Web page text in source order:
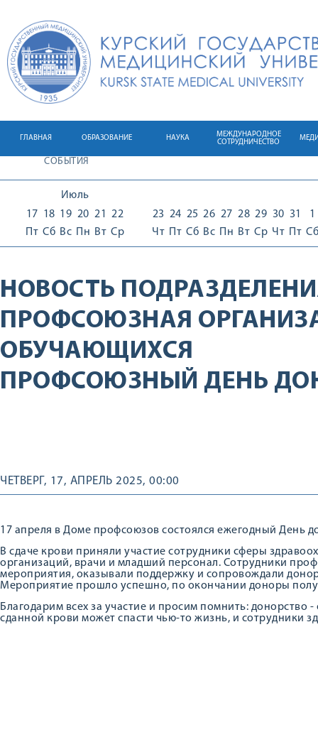
ГЛАВНАЯ ОБРАЗОВАНИЕ НАУКА
МЕЖДУНАРОДНОЕ
СОТРУДНИЧЕСТВО
СОБЫТИЯ
Июль
17
Пт
18
Сб
19
Вс
20
Пн
21
Вт
22
Ср
23
Чт
24
Пт
25
Сб
26
Вс
27
Пн
28
Вт
29
Ср
30
Чт
31
Пт
1
Сб
НОВОСТЬ
ПРОФСОЮЗНАЯ
ОБУЧАЮЩИХСЯ
ПРОФСОЮЗНЫЙ ДЕНЬ
ЧЕТВЕРГ, 17, АПРЕЛЬ 2025, 00:00
17 апреля в Доме профсоюзов состоялся ежегодный День
В сдаче крови приняли участие сотрудники сферы
организаций, врачи и младший персонал. Сотрудники
мероприятия, оказывали поддержку и сопровождали
Мероприятие прошло успешно, по окончании доноры
Благодарим всех за участие и просим помнить:
сданной крови может спасти чью-то жизнь, и сотрудники